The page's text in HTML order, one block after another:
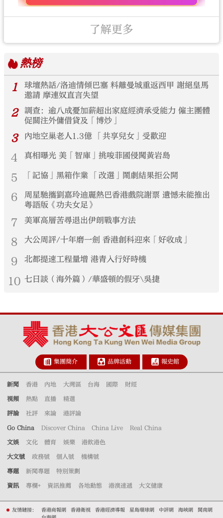
了解更多
熱榜
1
球壇熱話/洛迪情傾巴塞 料離曼城重返西甲 謝絕皇馬
邀請 摩連奴直言失望
2
調查：逾八成憂加薪超出家庭經濟承受能力 僱主團體
促關注外傭借貸及「博炒」
3 內地空巢老人1.3億 「共享兒女」受歡迎
4 真相曝光 美「智庫」挑唆菲國侵闖黃岩島
5 「記協」黑箱作業 「改選」鬧劇結果拒公開
6
周星馳攜劉嘉玲迪麗熱巴香港戲院謝票 遺憾未能推出
粵語版《功夫女足》
7 美軍高層苦尋退出伊朗戰事方法
8 大公周評/十年磨一劍 香港創科迎來「好收成」
9 北都提速工程量增 港青入行好時機
10 七日談（海外篇）/華盛頓的假牙\吳捷
集團簡介 品牌活動 報史館
新聞 香港 內地 大灣區 台海 國際 財經
視頻 熱點 直播 精選
評論 社評 來論 港評論
Go China Discover China China Live Real China
文娛 文化 體育 娛樂 港飲港色
大文號 政務號 個人號 機構號
專題 新聞專題 特別策劃
資訊 專欄+ 資訊推薦 各地動態 港澳速遞 大文健康
友情鏈接： 香港商報網 香港衛視 香港經濟導報 星島環球網 中評網 海峽網
閩南網